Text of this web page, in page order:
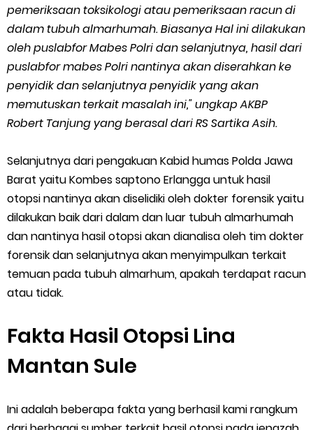
pemeriksaan toksikologi atau pemeriksaan racun di
dalam tubuh almarhumah. Biasanya Hal ini dilakukan
oleh puslabfor Mabes Polri dan selanjutnya, hasil dari
puslabfor mabes Polri nantinya akan diserahkan ke
penyidik dan selanjutnya penyidik yang akan
memutuskan terkait masalah ini," ungkap AKBP
Robert Tanjung yang berasal dari RS Sartika Asih.
Selanjutnya dari pengakuan Kabid humas Polda Jawa
Barat yaitu Kombes saptono Erlangga untuk hasil
otopsi nantinya akan diselidiki oleh dokter forensik yaitu
dilakukan baik dari dalam dan luar tubuh almarhumah
dan nantinya hasil otopsi akan dianalisa oleh tim dokter
forensik dan selanjutnya akan menyimpulkan terkait
temuan pada tubuh almarhum, apakah terdapat racun
atau tidak.
Fakta Hasil Otopsi Lina
Mantan Sule
Ini adalah beberapa fakta yang berhasil kami rangkum